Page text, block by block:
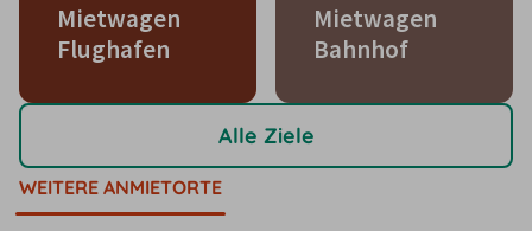
Mietwagen
Flughafen
Mietwagen
Bahnhof
Alle Ziele
WEITERE ANMIETORTE